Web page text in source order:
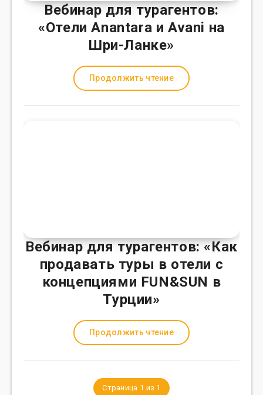
Вебинар для турагентов:
«Отели Anantara и Avani на
Шри-Ланке»
Продолжить чтение
Вебинар для турагентов: «Как
продавать туры в отели с
концепциями FUN&SUN в
Турции»
Продолжить чтение
Страница 1 из 1